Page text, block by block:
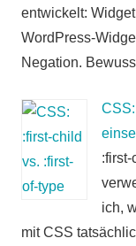
entwickelt:
WordPress-
Negation.
ich,
mit CSS